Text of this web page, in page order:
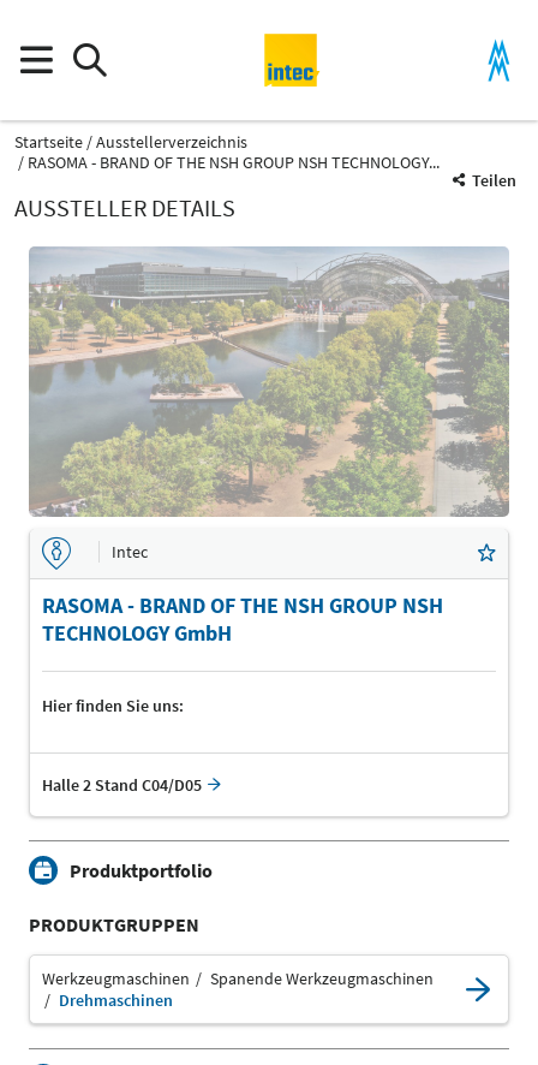
Startseite
Ausstellerverzeichnis
RASOMA - BRAND OF THE NSH GROUP NSH TECHNOLOGY...
Teilen
AUSSTELLER DETAILS
Intec
RASOMA - BRAND OF THE NSH GROUP NSH
TECHNOLOGY GmbH
Hier finden Sie uns:
Halle 2 Stand C04/D05
Produktportfolio
PRODUKTGRUPPEN
Werkzeugmaschinen
Spanende Werkzeugmaschinen
Drehmaschinen